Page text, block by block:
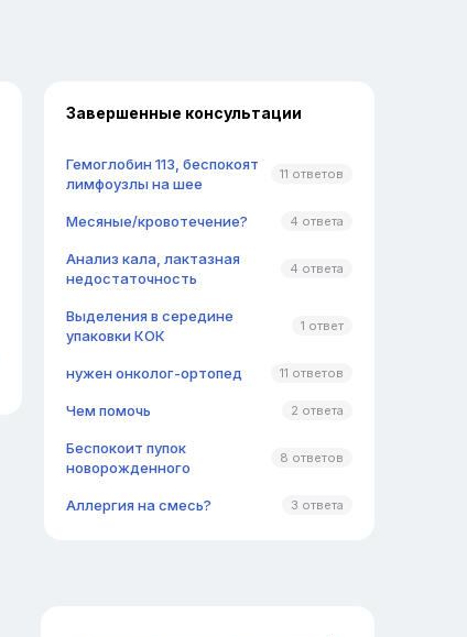
Завершенные консультации
Гемоглобин 113, беспокоят
лимфоузлы на шее
11 ответов
Месяные/кровотечение? 4 ответа
Анализ кала, лактазная
недостаточность
4 ответа
Выделения в середине
упаковки КОК
1 ответ
нужен онколог-ортопед 11 ответов
Чем помочь 2 ответа
Беспокоит пупок
новорожденного
8 ответов
Аллергия на смесь? 3 ответа